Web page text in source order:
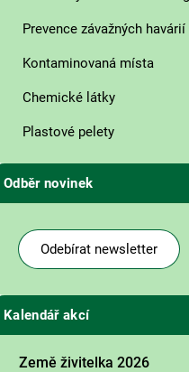
Prevence závažných havárií
Kontaminovaná místa
Chemické látky
Plastové pelety
Odběr novinek
Odebírat newsletter
Kalendář akcí
Země živitelka 2026